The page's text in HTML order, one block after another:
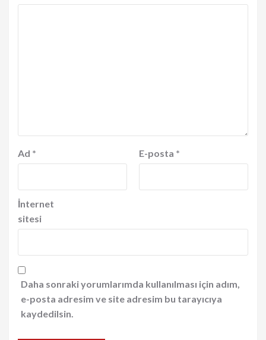
Ad * E-posta *
İnternet
sitesi
Daha sonraki yorumlarımda kullanılması için adım,
e-posta adresim ve site adresim bu tarayıcıya
kaydedilsin.